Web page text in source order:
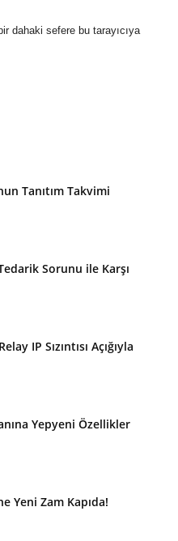
dahaki sefere bu tarayıcıya
Tanıtım Takvimi
Sorunu ile Karşı
IP Sızıntısı Açığıyla
Yepyeni Özellikler
Yeni Zam Kapıda!